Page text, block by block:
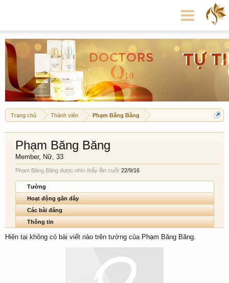
Trang chủ Thành viên Phạm Băng Băng
Phạm Băng Băng
Member, Nữ, 33
Phạm Băng Băng được nhìn thấy lần cuối: 22/9/16
Tường
Hoạt động gần đây
Các bài đăng
Thông tin
Hiện tại không có bài viết nào trên tường của Phạm Băng Băng.